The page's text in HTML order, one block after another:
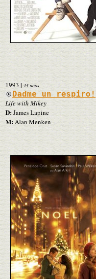
1993 | 44 años
Dadme un respiro!
Life with Mikey
D:James Lapine
M: Alan Menken